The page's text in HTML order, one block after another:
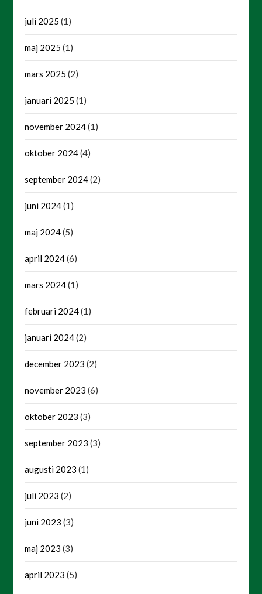
juli 2025 (1)
maj 2025 (1)
mars 2025 (2)
januari 2025 (1)
november 2024(1)
oktober 2024(4)
september 2024(2)
juni 2024(1)
maj 2024(5)
april 2024(6)
mars 2024(1)
februari 2024(1)
januari 2024(2)
december 2023 (2)
november 2023 (6)
oktober 2023 (3)
september 2023 (3)
augusti 2023 (1)
juli 2023 (2)
juni 2023 (3)
maj 2023 (3)
april 2023 (5)